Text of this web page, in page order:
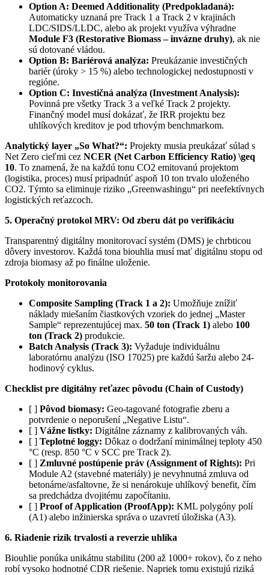
Option A: Deemed Additionality (Predpokladaná):
Automaticky uznaná pre Track 1 a Track 2 v krajinách
LDC/SIDS/LLDC, alebo ak projekt využíva výhradne
Module F3 (Restorative Biomass – invázne druhy), ak nie
sú dotované vládou.
Option B: Bariérová analýza: Preukázanie investičných
bariér (úroky > 15 %) alebo technologickej nedostupnosti v
regióne.
Option C: Investičná analýza (Investment Analysis):
Povinná pre všetky Track 3 a veľké Track 2 projekty.
Finančný model musí dokázať, že IRR projektu bez
uhlíkových kreditov je pod trhovým benchmarkom.
Analytický layer „So What?“: Projekty musia preukázať súlad s
Net Zero cieľmi cez NCER (Net Carbon Efficiency Ratio) \geq
10. To znamená, že na každú tonu CO2 emitovanú projektom
(logistika, proces) musí pripadnúť aspoň 10 ton trvalo uloženého
CO2. Týmto sa eliminuje riziko „Greenwashingu“ pri neefektívnych
logistických reťazcoch.
5. Operačný protokol MRV: Od zberu dát po verifikáciu
Transparentný digitálny monitorovací systém (DMS) je chrbticou
dôvery investorov. Každá tona biouhlia musí mať digitálnu stopu od
zdroja biomasy až po finálne uloženie.
Protokoly monitorovania
Composite Sampling (Track 1 a 2): Umožňuje znížiť
náklady miešaním čiastkových vzoriek do jednej „Master
Sample“ reprezentujúcej max. 50 ton (Track 1) alebo 100
ton (Track 2) produkcie.
Batch Analysis (Track 3): Vyžaduje individuálnu
laboratórnu analýzu (ISO 17025) pre každú šaržu alebo 24-
hodinový cyklus.
Checklist pre digitálny reťazec pôvodu (Chain of Custody)
[ ] Pôvod biomasy: Geo-tagované fotografie zberu a
potvrdenie o neporušení „Negative Listu“.
[ ] Vážne lístky: Digitálne záznamy z kalibrovaných váh.
[ ] Teplotné loggy: Dôkaz o dodržaní minimálnej teploty 450
°C (resp. 850 °C v SCC pre Track 2).
[ ] Zmluvné postúpenie práv (Assignment of Rights): Pri
Module A2 (stavebné materiály) je nevyhnutná zmluva od
betonárne/asfaltovne, že si nenárokuje uhlíkový benefit, čím
sa predchádza dvojitému započítaniu.
[ ] Proof of Application (ProofApp): KML polygóny polí
(A1) alebo inžinierska správa o uzavretí úložiska (A3).
6. Riadenie rizík trvalosti a reverzie uhlíka
Biouhlie ponúka unikátnu stabilitu (200 až 1000+ rokov), čo z neho
robí vysoko hodnotné CDR riešenie. Napriek tomu existujú riziká